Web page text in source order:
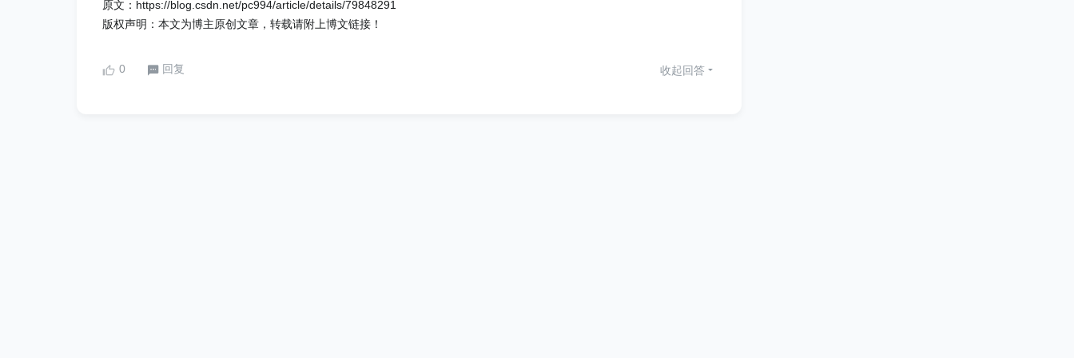
原文：https://blog.csdn.net/pc994/article/details/79848291
版权声明：本文为博主原创文章，转载请附上博文链接！
0 回复 收起回答